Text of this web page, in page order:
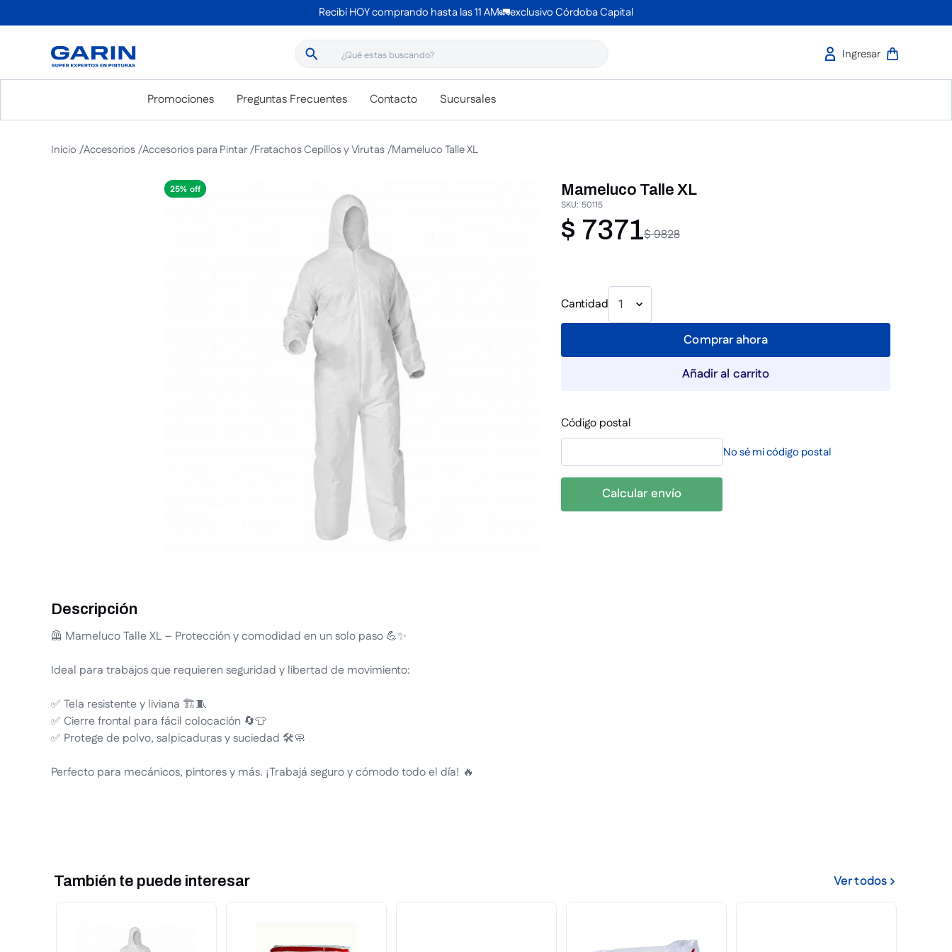
Recibí HOY comprando hasta las 11 AM🚛exclusivo Córdoba Capital
¿Qué estas buscando?
Promociones Preguntas Frecuentes Contacto Sucursales
Accesorios Accesorios para Pintar Fratachos Cepillos y Virutas Mameluco Talle XL
25%
Descripción
🦺 Mameluco Talle XL – Protección y comodidad en un solo paso 💪✨
Ideal para trabajos que requieren seguridad y libertad de movimiento:
✅ Tela resistente y liviana 🏗️🧵
✅ Cierre frontal para fácil colocación 🔄👕
✅ Protege de polvo, salpicaduras y suciedad 🛠️🧼
Perfecto para mecánicos, pintores y más. ¡Trabajá seguro y cómodo todo el día! 🔥
Mameluco Talle XL
SKU: 50115
$9828
$ 7371
Cantidad 1
Comprar ahora
Añadir al carrito
Código postal
No sé mi código postal
Calcular envío
También te puede interesar Ver todos